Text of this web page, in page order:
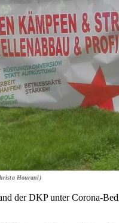
Hourani)
der DKP unter Corona-